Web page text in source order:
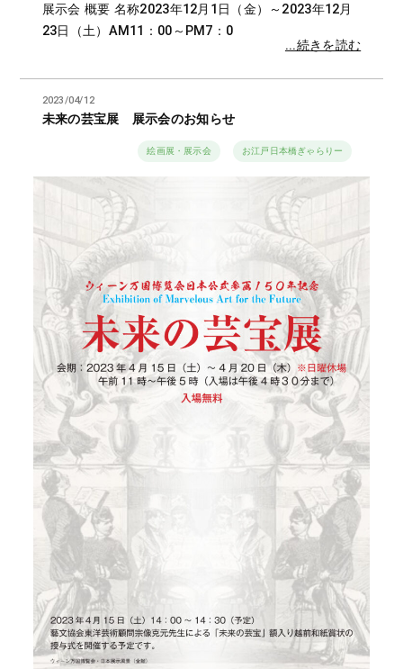
展示会 概要 名称2023年12月1日（金）～2023年12月
23日（土）AM11：00～PM7：0
...続きを読む
2023/04/12
未来の芸宝展 展示会のお知らせ
絵画展・展示会 お江戸日本橋ぎゃらりー